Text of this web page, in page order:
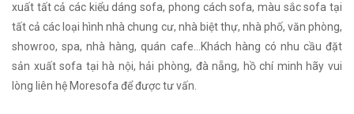
xuất tất cả các kiểu dáng sofa, phong cách sofa, màu sắc sofa tại
tất cả các loại hình nhà chung cư, nhà biệt thự, nhà phố, văn phòng,
showroo, spa, nhà hàng, quán cafe...Khách hàng có nhu cầu đặt
sản xuất sofa tại hà nội, hải phòng, đà nẵng, hồ chí minh hãy vui
lòng liên hệ Moresofa để được tư vấn.